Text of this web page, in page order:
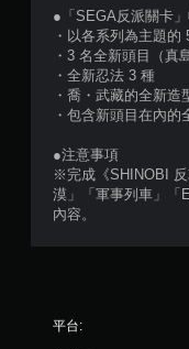
●「SEGA反派關卡
・以各系列為主題
・3 名全新頭目（真
・全新忍法 3 種
・喬・武藏的全新造
・包含新頭目在內
●注意事項
※完成《SHINOBI
漠」「軍事列車」「
內容。
平台: